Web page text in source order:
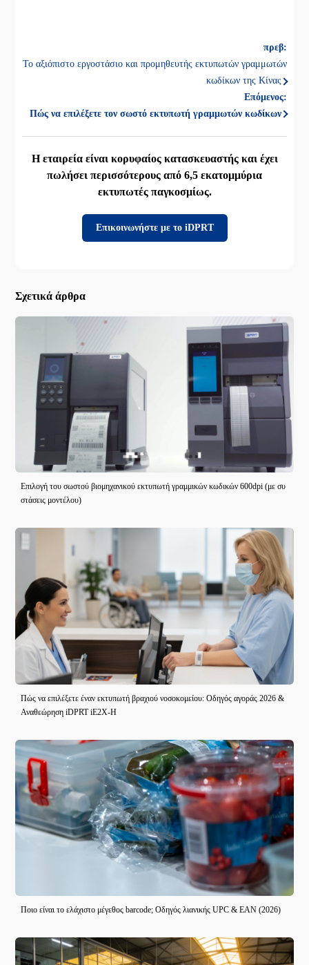
πρεβ:
Το αξιόπιστο εργοστάσιο και προμηθευτής εκτυπωτών γραμμωτών
κωδίκων της Κίνας
Επόμενος:
Πώς να επιλέξετε τον σωστό εκτυπωτή γραμμωτών κωδίκων
Η εταιρεία είναι κορυφαίος κατασκευαστής και έχει
πωλήσει περισσότερους από 6,5 εκατομμύρια
εκτυπωτές παγκοσμίως.
Επικοινωνήστε με το iDPRT
Σχετικά άρθρα
Επιλογή του σωστού βιομηχανικού εκτυπωτή γραμμικών κωδικών 600dpi (με συ
στάσεις μοντέλου)
Πώς να επιλέξετε έναν εκτυπωτή βραχιού νοσοκομείου: Οδηγός αγοράς 2026 &
Αναθεώρηση iDPRT iE2X-H
Ποιο είναι το ελάχιστο μέγεθος barcode; Οδηγός λιανικής UPC & EAN (2026)